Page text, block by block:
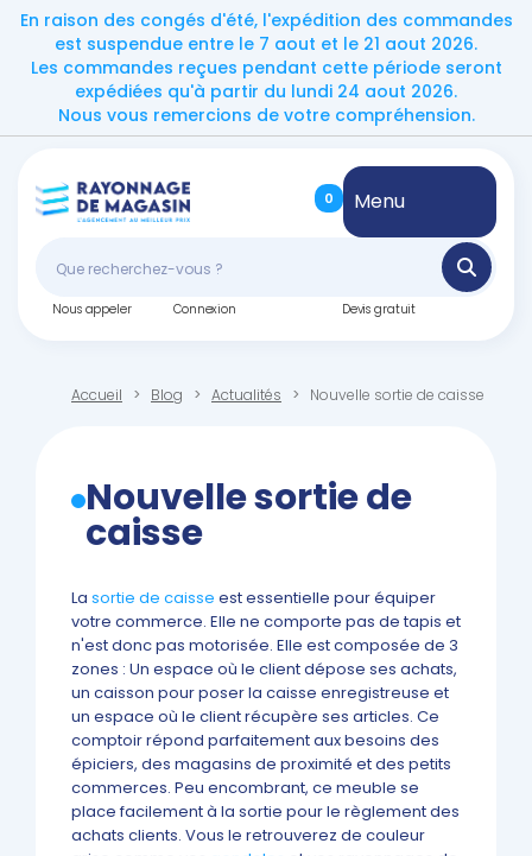
En raison des congés d'été, l'expédition des commandes
est suspendue entre le 7 aout et le 21 aout 2026.
Les commandes reçues pendant cette période seront
expédiées qu'à partir du lundi 24 aout 2026.
Nous vous remercions de votre compréhension.
0 Menu
Nous appeler Connexion Devis gratuit
Accueil Blog Actualités Nouvelle sortie de caisse
Nouvelle sortie de
caisse
La sortie de caisse est essentielle pour équiper
votre commerce. Elle ne comporte pas de tapis et
n'est donc pas motorisée. Elle est composée de 3
zones : Un espace où le client dépose ses achats,
un caisson pour poser la caisse enregistreuse et
un espace où le client récupère ses articles. Ce
comptoir répond parfaitement aux besoins des
épiciers, des magasins de proximité et des petits
commerces. Peu encombrant, ce meuble se
place facilement à la sortie pour le règlement des
achats clients. Vous le retrouverez de couleur